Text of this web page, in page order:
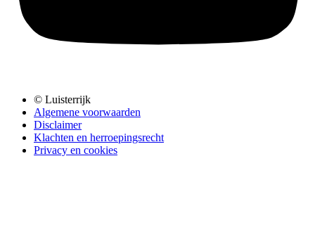
© Luisterrijk
Algemene voorwaarden
Disclaimer
Klachten en herroepingsrecht
Privacy en cookies